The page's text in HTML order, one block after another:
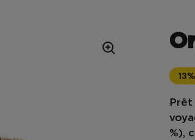
Prêt
%),